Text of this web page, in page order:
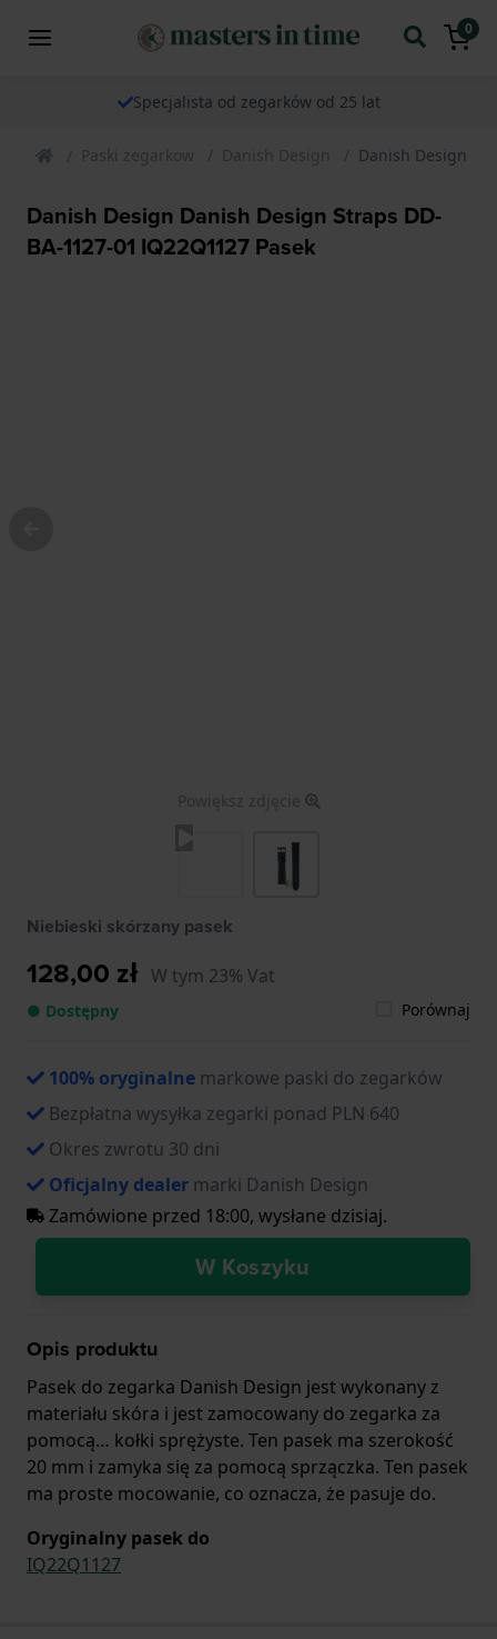
0
Specjalista od zegarków od 25 lat
Paski zegarkow Danish Design Danish Design
Danish Design Danish Design Straps DD-
BA-1127-01 IQ22Q1127 Pasek
Powiększ zdjęcie
Niebieski skórzany pasek
128,00 zł W tym 23% Vat
● Dostępny Porównaj
100% oryginalne markowe paski do zegarków
Bezpłatna wysyłka zegarki ponad PLN 640
Okres zwrotu 30 dni
Oficjalny dealer marki Danish Design
Zamówione przed 18:00, wysłane dzisiaj.
W Koszyku
Opis produktu
Pasek do zegarka Danish Design jest wykonany z
materiału skóra i jest zamocowany do zegarka za
pomocą… kołki sprężyste. Ten pasek ma szerokość
20 mm i zamyka się za pomocą sprzączka. Ten pasek
ma proste mocowanie, co oznacza, że pasuje do.
Oryginalny pasek do
IQ22Q1127